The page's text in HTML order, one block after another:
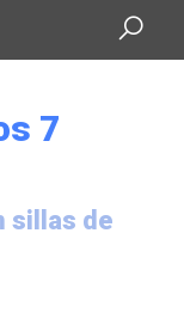
7
sillas de